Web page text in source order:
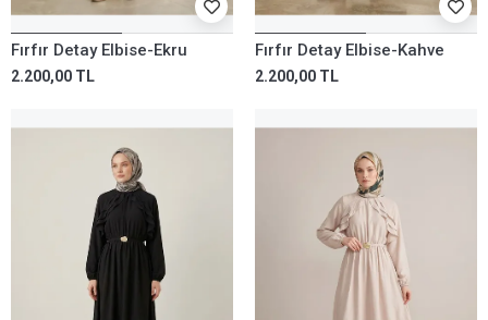
Fırfır Detay Elbise-Ekru
2.200,00 TL
Fırfır Detay Elbise-Kahve
2.200,00 TL